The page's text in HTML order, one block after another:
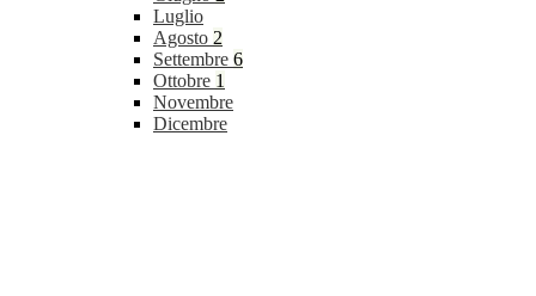
Luglio
Agosto 2
Settembre 6
Ottobre 1
Novembre
Dicembre